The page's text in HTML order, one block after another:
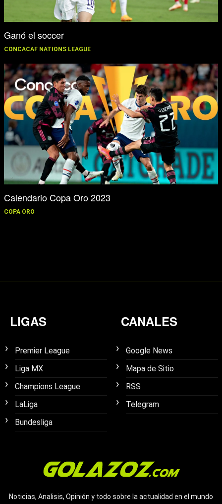
Ganó el soccer
CONCACAF NATIONS LEAGUE
Calendario Copa Oro 2023
COPA ORO
LIGAS
Premier League
Liga MX
Champions League
LaLiga
Bundesliga
CANALES
Google News
Mapa de Sitio
RSS
Telegram
Noticias, Analisis, Opinión y todo sobre la actualidad en el mundo